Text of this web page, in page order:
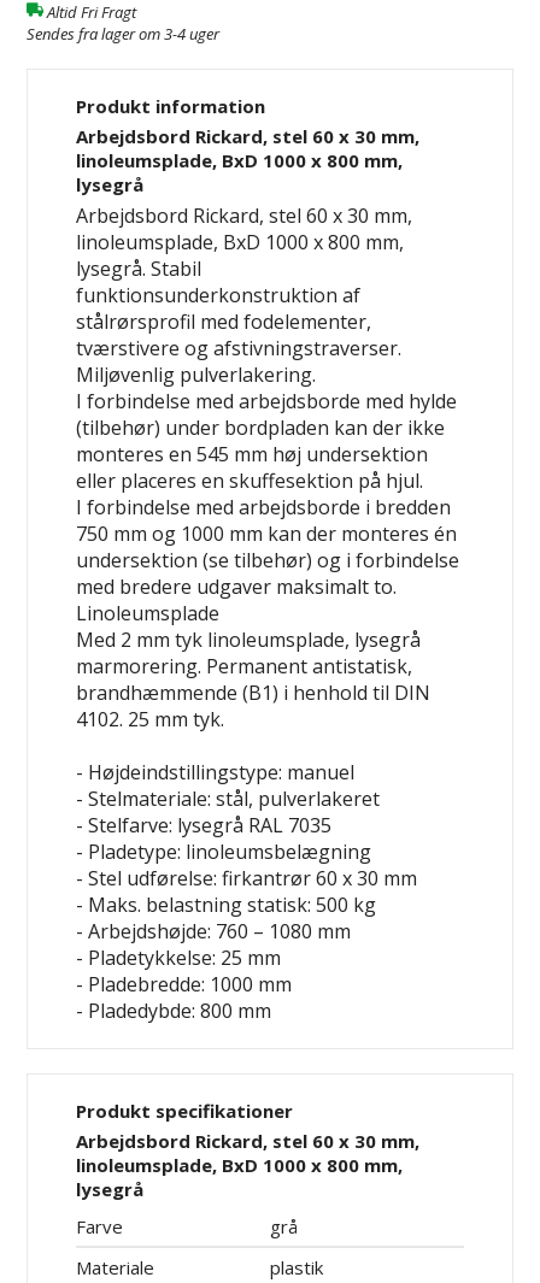
Altid Fri Fragt
Sendes fra lager om 3-4 uger
Produkt information
Arbejdsbord Rickard, stel 60 x 30 mm,
linoleumsplade, BxD 1000 x 800 mm,
lysegrå
Arbejdsbord Rickard, stel 60 x 30 mm,
linoleumsplade, BxD 1000 x 800 mm,
lysegrå. Stabil
funktionsunderkonstruktion af
stålrørsprofil med fodelementer,
tværstivere og afstivningstraverser.
Miljøvenlig pulverlakering.
I forbindelse med arbejdsborde med hylde
(tilbehør) under bordpladen kan der ikke
monteres en 545 mm høj undersektion
eller placeres en skuffesektion på hjul.
I forbindelse med arbejdsborde i bredden
750 mm og 1000 mm kan der monteresén
undersektion (se tilbehør) og i forbindelse
med bredere udgaver maksimaltto.
Linoleumsplade
Med 2 mm tyk linoleumsplade, lysegrå
marmorering. Permanent antistatisk,
brandhæmmende (B1) i henhold til DIN
4102. 25 mm tyk.
- Højdeindstillingstype: manuel
- Stelmateriale: stål, pulverlakeret
- Stelfarve: lysegrå RAL 7035
- Pladetype: linoleumsbelægning
- Stel udførelse: firkantrør 60 x 30 mm
- Maks. belastning statisk: 500 kg
- Arbejdshøjde: 760 – 1080 mm
- Pladetykkelse: 25 mm
- Pladebredde: 1000 mm
- Pladedybde: 800 mm
Produkt specifikationer
Arbejdsbord Rickard, stel 60 x 30 mm,
linoleumsplade, BxD 1000 x 800 mm,
lysegrå
Farve
grå
Materiale
plastik